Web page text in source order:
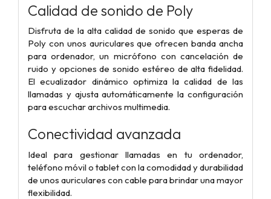
Calidad de sonido de Poly
Disfruta de la alta calidad de sonido que esperas de
Poly con unos auriculares que ofrecen banda ancha
para ordenador, un micrófono con cancelación de
ruido y opciones de sonido estéreo de alta fidelidad.
El ecualizador dinámico optimiza la calidad de las
llamadas y ajusta automáticamente la configuración
para escuchar archivos multimedia.
Conectividad avanzada
Ideal para gestionar llamadas en tu ordenador,
teléfono móvil o tablet con la comodidad y durabilidad
de unos auriculares con cable para brindar una mayor
flexibilidad.